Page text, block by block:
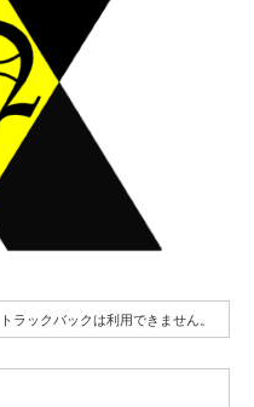
トラックバックは利用できません。